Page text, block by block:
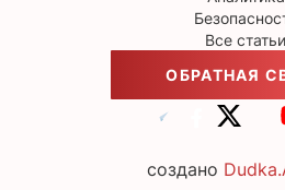
Все статьи
ОБРАТНАЯ
создано